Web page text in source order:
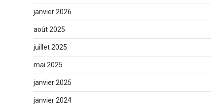
janvier 2026
août 2025
juillet 2025
mai 2025
janvier 2025
janvier 2024